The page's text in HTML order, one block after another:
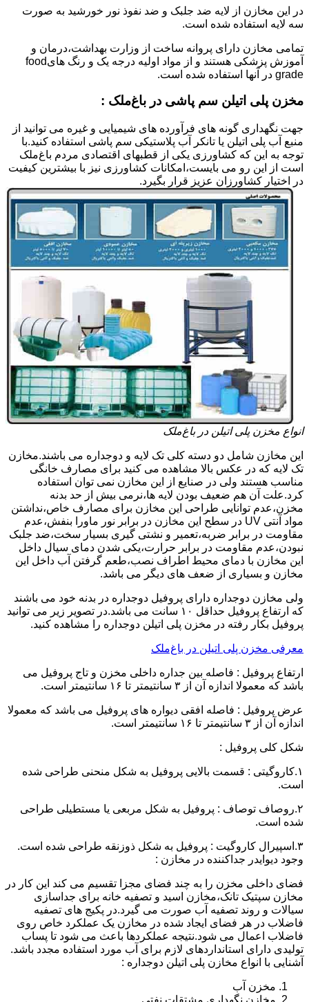
در این مخازن از لایه ضد جلبک و ضد نفوذ نور خورشید به صورت
سه لایه استفاده شده است.
تمامی مخازن دارای پروانه ساخت از وزارت بهداشت،درمان و
آموزش پزشکی هستند و از مواد اولیه درجه یک و رنگ هایfood
grade در آنها استفاده شده است.
مخزن پلی اتیلن سم پاشی در باغ‌ملک :
جهت نگهداری گونه های فرآورده های شیمیایی و غیره می توانید از
منبع آب پلی اتیلن یا تانکر آب پلاستیکی سم پاشی استفاده کنید.با
توجه به این که کشاورزی یکی از قطبهای اقتصادی مردم باغ‌ملک
است از این رو می بایست،امکانات کشاورزی نیز با بیشترین کیفیت
در اختیار کشاورزان عزیز قرار بگیرد.
انواع مخزن پلی اتیلن در باغ‌ملک
این مخازن شامل دو دسته کلی تک لایه و دوجداره می باشند.مخازن
تک لایه که در عکس بالا مشاهده می کنید برای مصارف خانگی
مناسب هستند ولی در صنایع از این مخازن نمی توان استفاده
کرد.علت آن هم ضعیف بودن لایه ها،نرمی بیش از حد بدنه
مخزن،عدم توانایی طراحی این مخازن برای مصارف خاص،نداشتن
مواد آنتی UV در سطح این مخازن در برابر نور ماورا بنفش،عدم
مقاومت در برابر ضربه،تعمیر و نشتی گیری بسیار سخت،ضد جلبک
نبودن،عدم مقاومت در برابر حرارت،یکی شدن دمای سیال داخل
این مخازن با دمای محیط اطراف نصب،طعم گرفتن آب داخل این
مخازن و بسیاری از ضعف های دیگر می باشد.
ولی مخازن دوجداره دارای پروفیل دوجداره در بدنه خود می باشند
که ارتفاع پروفیل حداقل ۱۰ سانت می باشد.در تصویر زیر می توانید
پروفیل بکار رفته در مخزن پلی اتیلن دوجداره را مشاهده کنید.
معرفی مخزن پلی اتیلن در باغ‌ملک
ارتفاع پروفیل : فاصله بین جداره داخلی مخزن و تاج پروفیل می
باشد که معمولا اندازه آن از ۳ سانتیمتر تا ۱۶ سانتیمتر است.
عرض پروفیل : فاصله افقی دیواره های پروفیل می باشد که معمولا
اندازه آن از ۳ سانتیمتر تا ۱۶ سانتیمتر است.
شکل کلی پروفیل :
۱.کاروگیتی : قسمت بالایی پروفیل به شکل منحنی طراحی شده
است.
۲.روصاف توصاف : پروفیل به شکل مربعی یا مستطیلی طراحی
شده است.
۳.اسپیرال کاروگیت : پروفیل به شکل ذوزنقه طراحی شده است.
وجود دیوایدر جداکننده در مخازن :
فضای داخلی مخزن را به چند فضای مجزا تقسیم می کند این کار در
مخازن سپتیک تانک،مخازن اسید و تصفیه خانه برای جداسازی
سیالات و روند تصفیه آب صورت می گیرد.در پکیج های تصفیه
فاضلاب در هر فضای ایجاد شده در مخازن یک عملکرد خاص روی
فاضلاب اعمال می شود.نتیجه عملکردها باعث می شود تا پساب
تولیدی دارای استانداردهای لازم برای آب مورد استفاده مجدد باشد.
آشنایی با انواع مخازن پلی اتیلن دوجداره :
مخزن آب
مخازن نگهداری مشتقات نفتی